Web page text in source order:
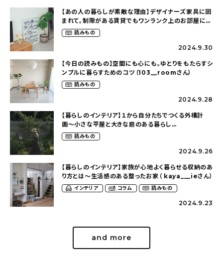
【あの人の暮らしが素敵な理由】デザイナーズ家具に囲
まれて。制限がある賃貸でもワンランク上のお部屋に〜
狭くても好きな暮らしのこと（_____chika708さん）
読みもの
2024.9.30
【今日の読みもの】空間にも心にも。ゆとりをもたらすシ
ンプルに暮らすためのコツ（103__roomさん）
読みもの
2024.9.28
【暮らしのインテリア】１から自分たちでつくる外構計
画〜小さな平屋と大きな庭のある暮らし
（tsumikiniwaさん）
読みもの
2024.9.26
【暮らしのインテリア】家族が心地よく暮らせる収納のあ
り方とは〜生活感のある整ったお家（ kaya___ieさん）
インテリア コラム 読みもの
2024.9.23
and more